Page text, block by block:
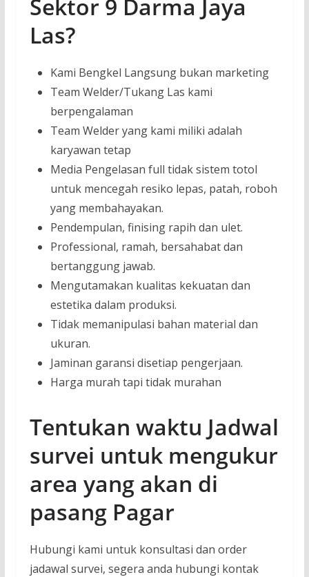
Sektor 9 Darma Jaya
Las?
Kami Bengkel Langsung bukan marketing
Team Welder/Tukang Las kami
berpengalaman
Team Welder yang kami miliki adalah
karyawan tetap
Media Pengelasan full tidak sistem totol
untuk mencegah resiko lepas, patah, roboh
yang membahayakan.
Pendempulan, finising rapih dan ulet.
Professional, ramah, bersahabat dan
bertanggung jawab.
Mengutamakan kualitas kekuatan dan
estetika dalam produksi.
Tidak memanipulasi bahan material dan
ukuran.
Jaminan garansi disetiap pengerjaan.
Harga murah tapi tidak murahan
Tentukan waktu Jadwal
survei untuk mengukur
area yang akan di
pasang Pagar
Hubungi kami untuk konsultasi dan order
jadawal survei, segera anda hubungi kontak